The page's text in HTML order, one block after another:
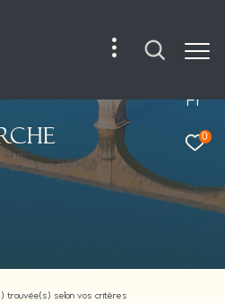
Fr
0
che
trouvée(s) selon vos critères